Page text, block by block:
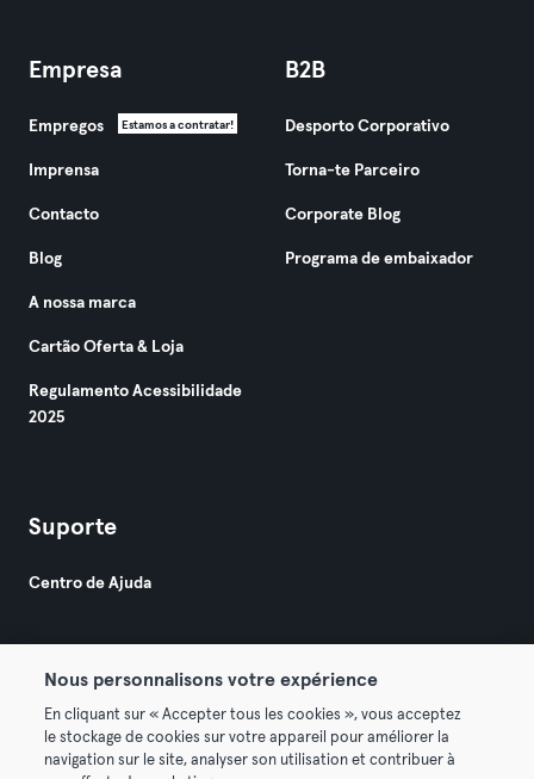
Empresa
Empregos Estamos a contratar!
Imprensa
Contacto
Blog
A nossa marca
Cartão Oferta & Loja
Regulamento Acessibilidade
2025
B2B
Desporto Corporativo
Torna-te Parceiro
Corporate Blog
Programa de embaixador
Suporte
Centro de Ajuda
© 2026 Urban Sports Group GmbH. All rights reserved.
Nous personnalisons votre expérience
En cliquant sur « Accepter tous les cookies », vous acceptez
le stockage de cookies sur votre appareil pour améliorer la
navigation sur le site, analyser son utilisation et contribuer à